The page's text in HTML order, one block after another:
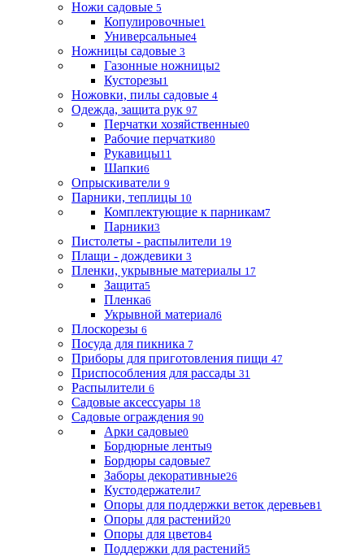
Ножи садовые 5
Копулировочные1
Универсальные4
Ножницы садовые 3
Газонные ножницы2
Кусторезы1
Ножовки, пилы садовые 4
Одежда, защита рук 97
Перчатки хозяйственные0
Рабочие перчатки80
Рукавицы11
Шапки6
Опрыскиватели 9
Парники, теплицы 10
Комплектующие к парникам7
Парники3
Пистолеты - распылители 19
Плащи - дождевики 3
Пленки, укрывные материалы 17
Защита5
Пленка6
Укрывной материал6
Плоскорезы 6
Посуда для пикника 7
Приборы для приготовления пищи 47
Приспособления для рассады 31
Распылители 6
Садовые аксессуары 18
Садовые ограждения 90
Арки садовые0
Бордюрные ленты9
Бордюры садовые7
Заборы декоративные26
Кустодержатели7
Опоры для поддержки веток деревьев1
Опоры для растений20
Опоры для цветов4
Поддержки для растений5